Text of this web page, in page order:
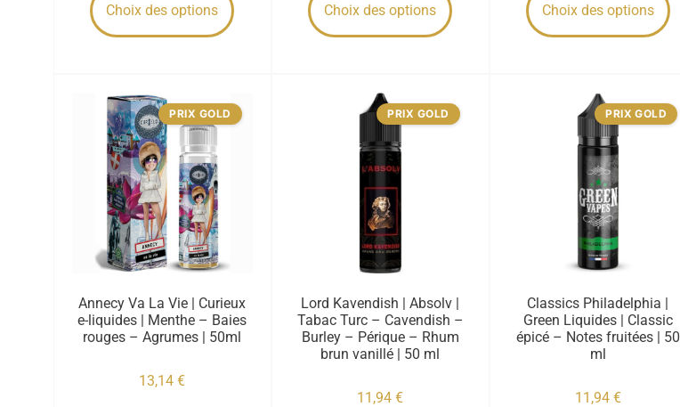
Choix des options Choix des options Choix des options
PRIX GOLD
Annecy Va La Vie | Curieux
e-liquides | Menthe – Baies
rouges – Agrumes | 50ml
13,14€
PRIX GOLD
Lord Kavendish | Absolv |
Tabac Turc – Cavendish –
Burley – Périque – Rhum
brun vanillé | 50 ml
11,94€
PRIX GOLD
Classics Philadelphia |
Green Liquides | Classic
épicé – Notes fruitées | 50
ml
11,94 €